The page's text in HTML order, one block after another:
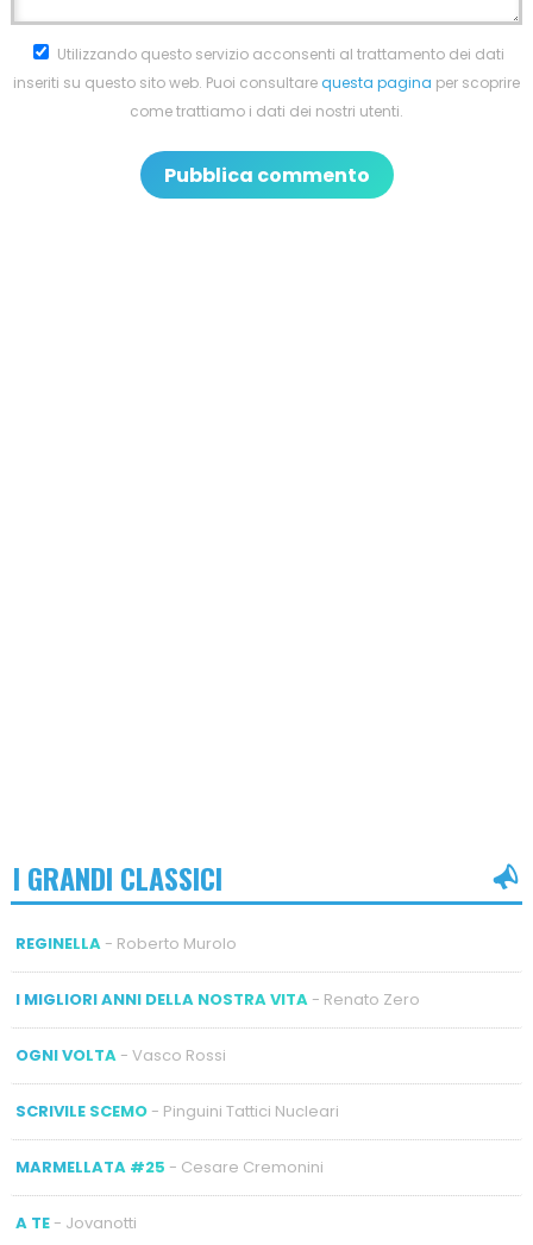
Utilizzando questo servizio acconsenti al trattamento dei dati
inseriti su questo sito web. Puoi consultarequesta pagina per scoprire
come trattiamo i dati dei nostri utenti.
I GRANDI CLASSICI
REGINELLA- Roberto Murolo
I MIGLIORI ANNI DELLA NOSTRA VITA- Renato Zero
OGNI VOLTA- Vasco Rossi
SCRIVILE SCEMO- Pinguini Tattici Nucleari
MARMELLATA #25 - Cesare Cremonini
A TE- Jovanotti